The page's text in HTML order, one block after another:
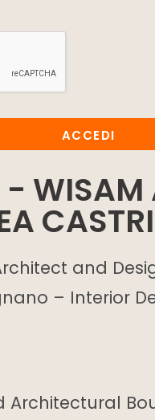
ACCEDI
WISAM
and
– Interior